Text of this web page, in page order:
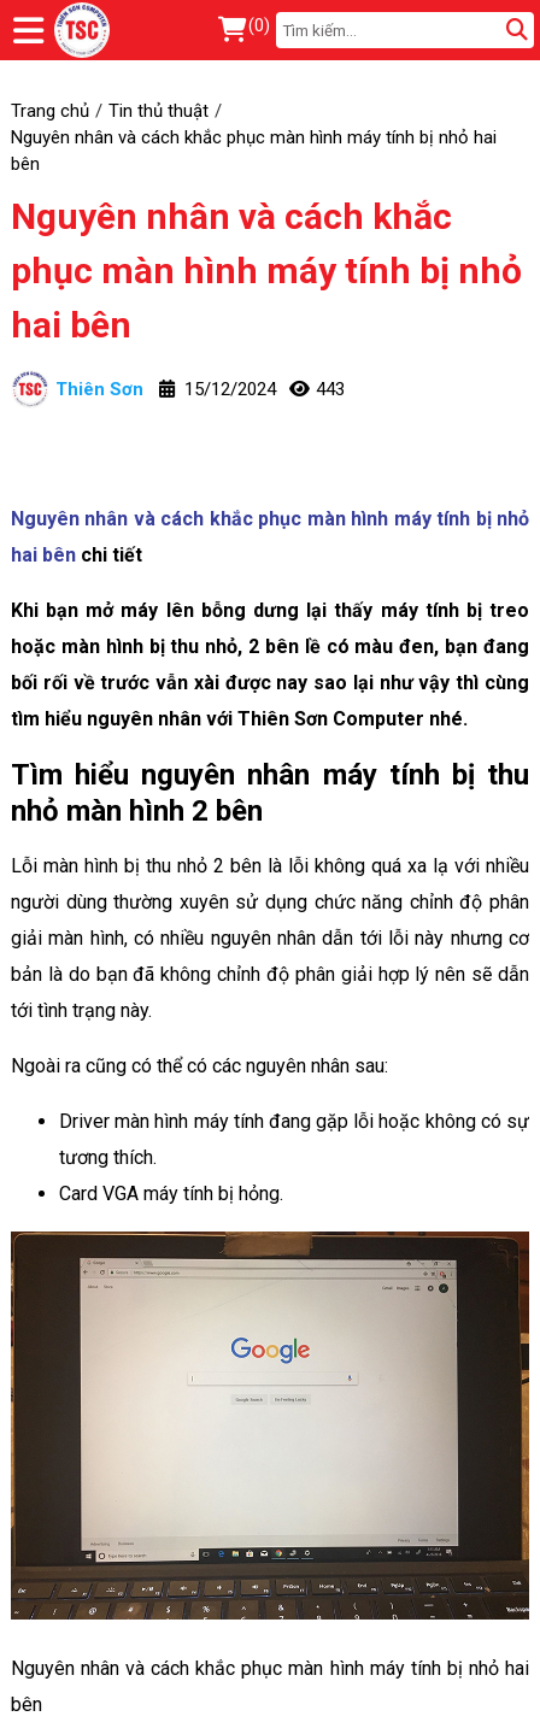
(0)
Trang chủ
Tin thủ thuật
Nguyên nhân và cách khắc phục màn hình máy tính bị nhỏ hai
bên
Nguyên nhân và cách khắc
phục màn hình máy tính bị nhỏ
hai bên
Thiên Sơn 15/12/2024 443
Nguyên nhân và cách khắc phục màn hình máy tính bị nhỏ
hai bênchi tiết
Khi bạn mở máy lên bỗng dưng lại thấy máy tính bị treo
hoặc màn hình bị thu nhỏ, 2 bên lề có màu đen, bạn đang
bối rối về trước vẫn xài được nay sao lại như vậy thì cùng
tìm hiểu nguyên nhân với Thiên Sơn Computer nhé.
Tìm hiểu nguyên nhân máy tính bị thu
nhỏ màn hình 2 bên
Lỗi màn hình bị thu nhỏ 2 bên là lỗi không quá xa lạ với nhiều
người dùng thường xuyên sử dụng chức năng chỉnh độ phân
giải màn hình, có nhiều nguyên nhân dẫn tới lỗi này nhưng cơ
bản là do bạn đã không chỉnh độ phân giải hợp lý nên sẽ dẫn
tới tình trạng này.
Ngoài ra cũng có thể có các nguyên nhân sau:
Driver màn hình máy tính đang gặp lỗi hoặc không có sự
tương thích.
Card VGA máy tính bị hỏng.
Nguyên nhân và cách khắc phục màn hình máy tính bị nhỏ hai
bên